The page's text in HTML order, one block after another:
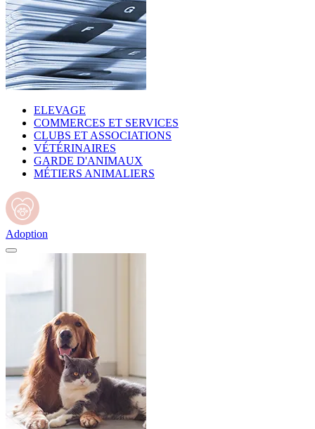
ELEVAGE
COMMERCES ET SERVICES
CLUBS ET ASSOCIATIONS
VÉTÉRINAIRES
GARDE D'ANIMAUX
MÉTIERS ANIMALIERS
Adoption